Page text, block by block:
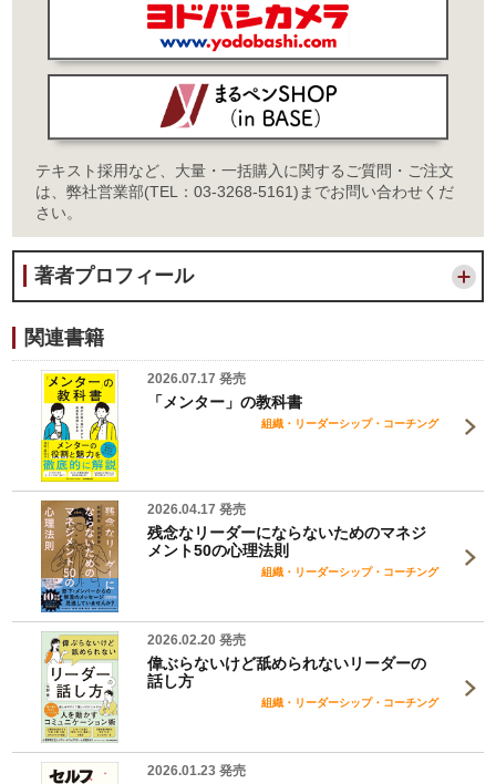
テキスト採用など、大量・一括購入に関するご質問・ご注文
は、弊社営業部(TEL：03-3268-5161)までお問い合わせくだ
さい。
著者プロフィール
関連書籍
2026.07.17 発売
「メンター」の教科書
組織・リーダーシップ・コーチング
2026.04.17 発売
残念なリーダーにならないためのマネジ
メント50の心理法則
組織・リーダーシップ・コーチング
2026.02.20 発売
偉ぶらないけど舐められないリーダーの
話し方
組織・リーダーシップ・コーチング
2026.01.23 発売